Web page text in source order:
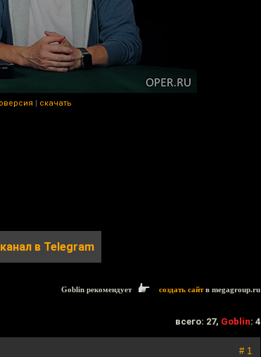
| скачать
канал в Telegram
Goblin рекомендует создать сайтв megagroup.ru
всего: 27, Goblin: 4
# 1